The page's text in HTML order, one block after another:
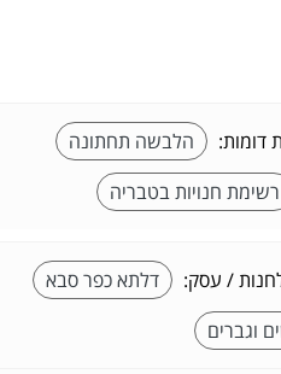
דומות:
הלבשה תחתונה
רשימת חנויות בטבריה
/ עסק:
דלתא כפר סבא
וגברים